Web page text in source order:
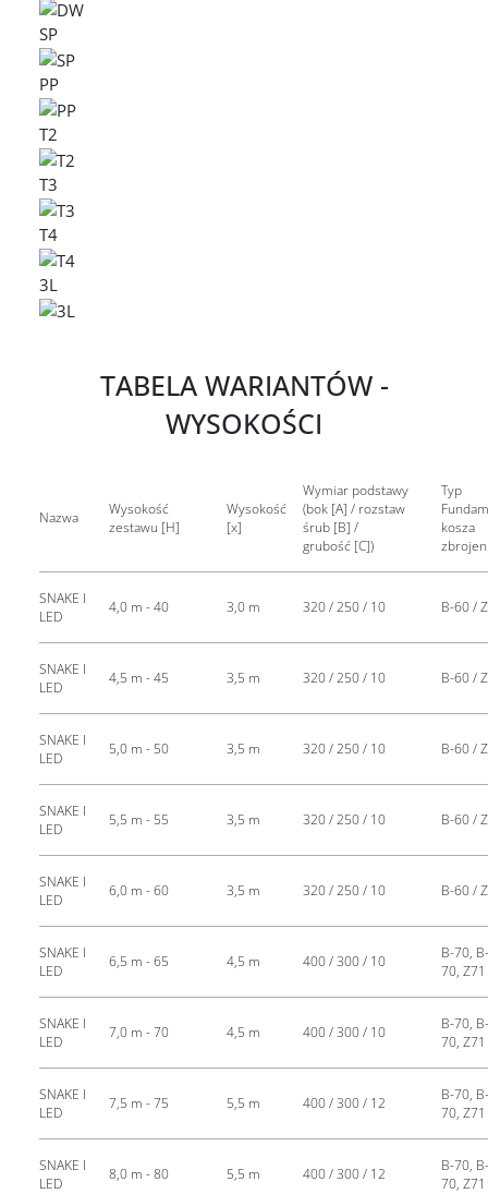
SP
PP
T2
T3
T4
3L
TABELA WARIANTÓW -
WYSOKOŚCI
Nazwa
Wysokość
zestawu [H]
Wysokość
[x]
Wymiar podstawy
(bok [A] / rozstaw
śrub [B] /
grubość [C])
Typ
kosza
SNAKE I
LED
4,0 m - 40 3,0 m 320 / 250 / 10 B-60 /
SNAKE I
LED
4,5 m - 45 3,5 m 320 / 250 / 10 B-60 /
SNAKE I
LED
5,0 m - 50 3,5 m 320 / 250 / 10 B-60 /
SNAKE I
LED
5,5 m - 55 3,5 m 320 / 250 / 10 B-60 /
SNAKE I
LED
6,0 m - 60 3,5 m 320 / 250 / 10 B-60 /
SNAKE I
LED
6,5 m - 65 4,5 m 400 / 300 / 10
B-70,
70, Z71
SNAKE I
LED
7,0 m - 70 4,5 m 400 / 300 / 10
B-70,
70, Z71
SNAKE I
LED
7,5 m - 75 5,5 m 400 / 300 / 12
B-70,
70, Z71
SNAKE I
LED
8,0 m - 80 5,5 m 400 / 300 / 12
B-70,
70, Z71